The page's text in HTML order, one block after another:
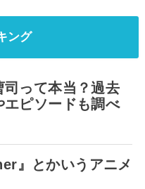
ング
司って本当？過去
ピソードも調べ
』とかいうアニメ